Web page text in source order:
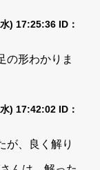
) 17:25:36 ID：
の形わかりま
) 17:42:02 ID：
が、良く解り